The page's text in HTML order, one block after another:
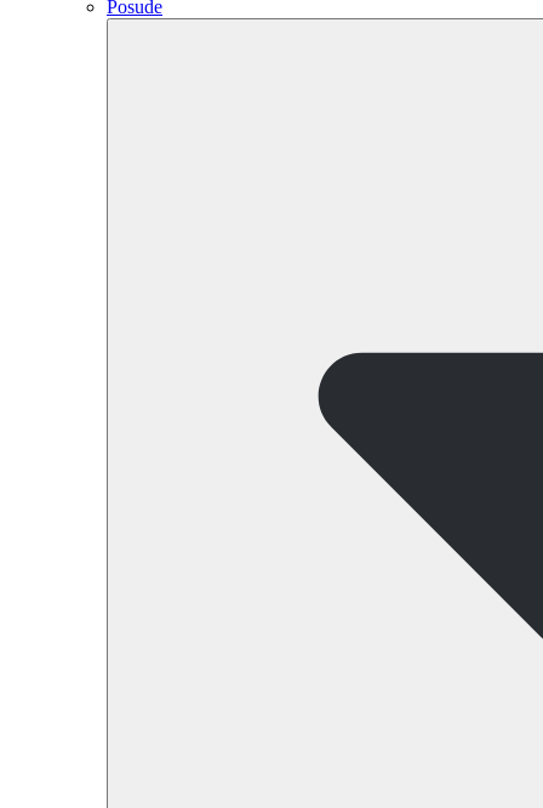
Posude